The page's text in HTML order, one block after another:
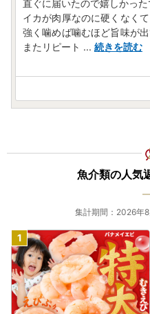
直ぐに届いたので嬉しかった
イカが肉厚なのに硬くなく
強く噛めば噛むほど旨味が
またリピート ... 続きを読む
魚介類の人気
集計期間：2026年